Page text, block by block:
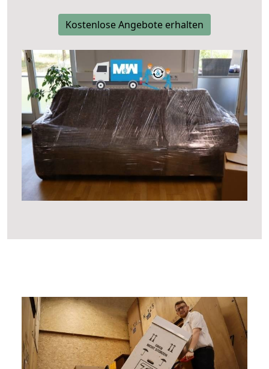
Kostenlose Angebote erhalten